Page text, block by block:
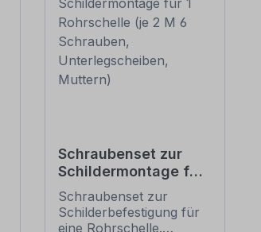
Schraubenset zur
Schildermontage für
1 Rohrschelle (je 2 M
6 Schrauben,
Unterlegscheiben,
Schraubenset zur
Schilderbefestigung für
eine Rohrschelle.